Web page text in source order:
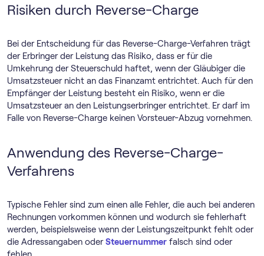
Risiken durch Reverse-Charge
Bei der Entscheidung für das Reverse-Charge-Verfahren trägt
der Erbringer der Leistung das Risiko, dass er für die
Umkehrung der Steuerschuld haftet, wenn der Gläubiger die
Umsatzsteuer nicht an das Finanzamt entrichtet. Auch für den
Empfänger der Leistung besteht ein Risiko, wenn er die
Umsatzsteuer an den Leistungserbringer entrichtet. Er darf im
Falle von Reverse-Charge keinen Vorsteuer-Abzug vornehmen.
Anwendung des Reverse-Charge-
Verfahrens
Typische Fehler sind zum einen alle Fehler, die auch bei anderen
Rechnungen vorkommen können und wodurch sie fehlerhaft
werden, beispielsweise wenn der Leistungszeitpunkt fehlt oder
die Adressangaben oderSteuernummer falsch sind oder